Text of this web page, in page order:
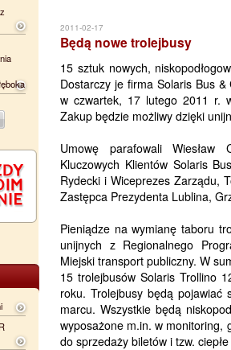
2011-02-17
Będą nowe trolejbusy
15 sztuk nowych,
Dostarczy je firma Solaris Bus
w czwartek, 17 lutego 2011 r.
Zakup będzie możliwy dzięki
Umowę parafowali Wiesław
Kluczowych Klientów Solaris
Rydecki i Wiceprezes Zarządu,
Zastępca Prezydenta Lublina,
Pieniądze na wymianę taboru
unijnych z Regionalnego
Miejski transport publiczny. W
15 trolejbusów Solaris Trollino
roku. Trolejbusy będą
marcu. Wszystkie będą
wyposażone m.in. w monitoring,
do sprzedaży biletów i tzw.